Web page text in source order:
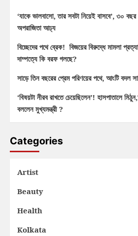
‘যাকে ভালবাসো, তার সবটা নিয়েই বাসবে’, ৩০
অপরাজিতা আঢ্য
বিচ্ছেদের পথে ব্রেক! বিজয়ের বিরুদ্ধে মামলা
দাম্পত্যে কি বরফ গলছে?
সাড়ে তিন বছরের প্রেম পরিণয়ের পথে, আংটি বদল
‘বিষয়টা নীরব রাখতে চেয়েছিলেন’! হাসপাতালে
বললেন মুখ্যমন্ত্রী ?
Categories
Artist
Beauty
Health
Kolkata